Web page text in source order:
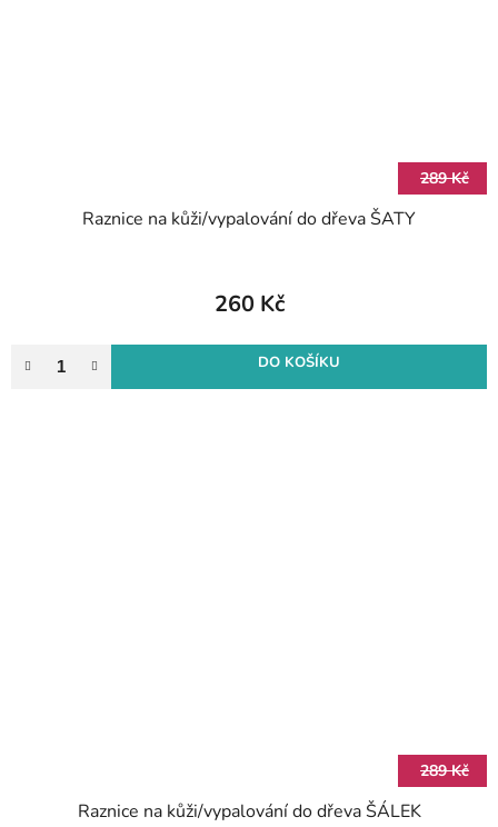
289 Kč
Raznice na kůži/vypalování do dřeva ŠATY
260 Kč
DO KOŠÍKU
289 Kč
Raznice na kůži/vypalování do dřeva ŠÁLEK